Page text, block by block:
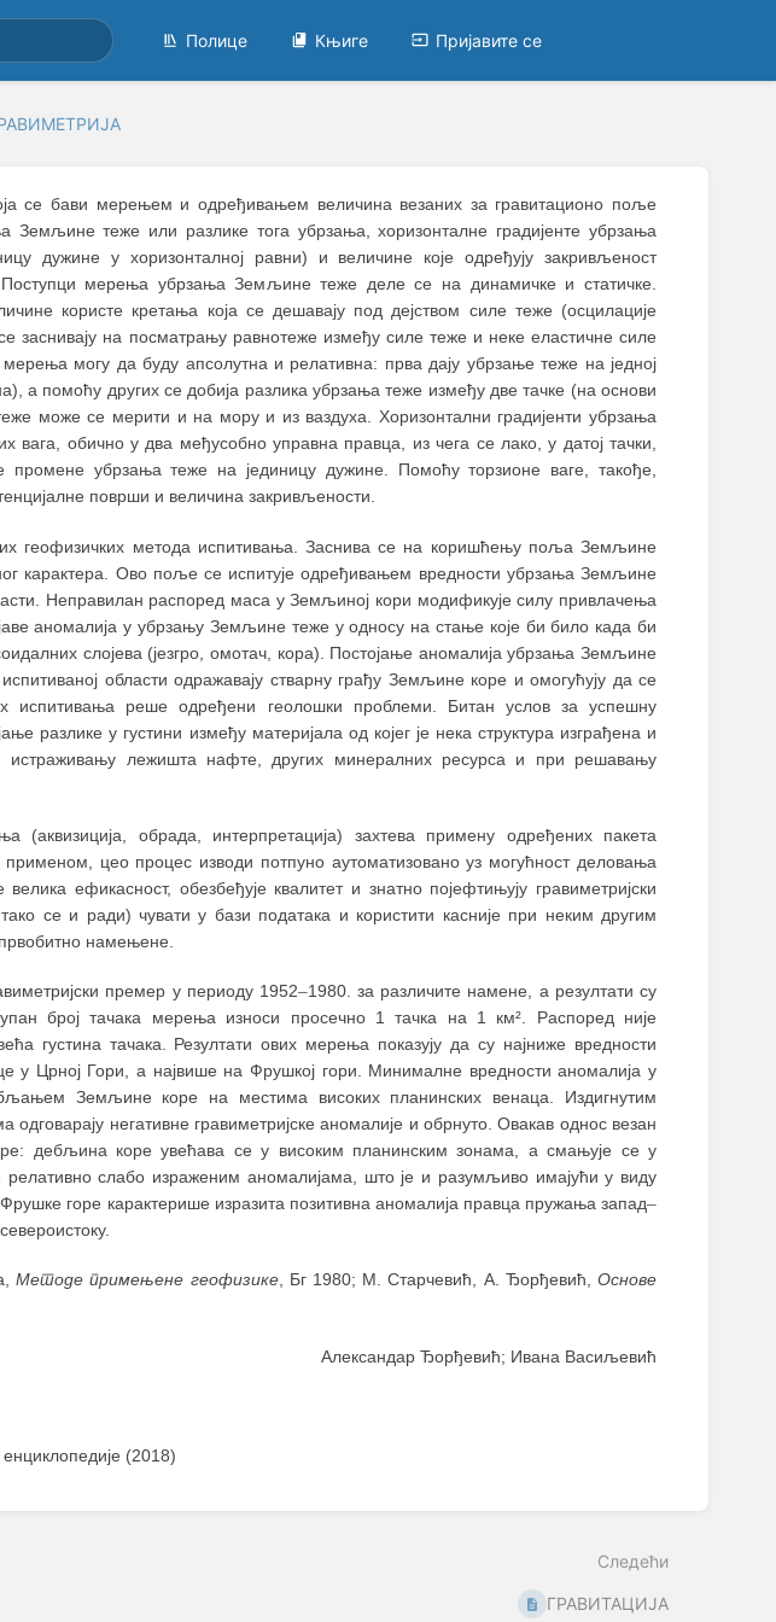
Полице Књиге Пријавите се
се бави мерењем и одређивањем величина везаних за гравитационо поље
теже или разлике тога убрзања, хоризонталне градијенте убрзања
дужине у хоризонталној равни) и величине које одређују закривљеност
мерења убрзања Земљине теже деле се на динамичке и статичке.
користе кретања која се дешавају под дејством силе теже (осцилације
заснивају на посматрању равнотеже између силе теже и неке еластичне силе
могу да буду апсолутна и релативна: прва дају убрзање теже на једној
а помоћу других се добија разлика убрзања теже између две тачке (на основи
може се мерити и на мору и из ваздуха. Хоризонтални градијенти убрзања
вага, обично у два међусобно управна правца, из чега се лако, у датој тачки,
промене убрзања теже на јединицу дужине. Помоћу торзионе ваге, такође,
површи и величина закривљености.
геофизичких метода испитивања. Заснива се на коришћењу поља Земљине
карактера. Ово поље се испитује одређивањeм вредности убрзања Земљине
Неправилан распоред маса у Земљиној кори модификује силу привлачења
аномалија у убрзању Земљине теже у односу на стање које би било када би
слојева (језгро, омотач, кора). Постојање аномалија убрзања Земљине
области одражавају стварну грађу Земљине коре и омогућују да се
испитивања реше одређени геолошки проблеми. Битан услов за успешну
разлике у густини између материјала од којег је нека структура изграђена и
истраживању лежишта нафте, других минералних ресурса и при решавању
(аквизиција, обрада, интерпретација) захтева примену одређених пакета
цео процес изводи потпуно аутоматизовано уз могућност деловања
ефикасност, обезбеђује квалитет и знатно појефтињују гравиметријски
се и ради) чувати у бази података и користити касније при неким другим
намењене.
премер у периоду 1952–1980. за различите намене, а резултати су
број тачака мерења износи просечно 1 тачка на 1 км². Распоред није
густина тачака. Резултати ових мерења показују да су најниже вредности
у Црној Гори, а највише на Фрушкој гори. Минималне вредности аномалија у
Земљине коре на местима високих планинских венаца. Издигнутим
одговарају негативне гравиметријске аномалије и обрнуто. Овакав однос везан
дебљина коре увећава се у високим планинским зонама, а смањује се у
релативно слабо израженим аномалијама, што је и разумљиво имајући у виду
горе карактерише изразита позитивна аномалија правца пружања запад–
Методе примењене геофизике, Бг 1980; М. Старчевић, А. Ђорђевић,Основе
Александар Ђорђевић; Ивана Васиљевић
(2018)
Следећи
ГРАВИТАЦИЈА